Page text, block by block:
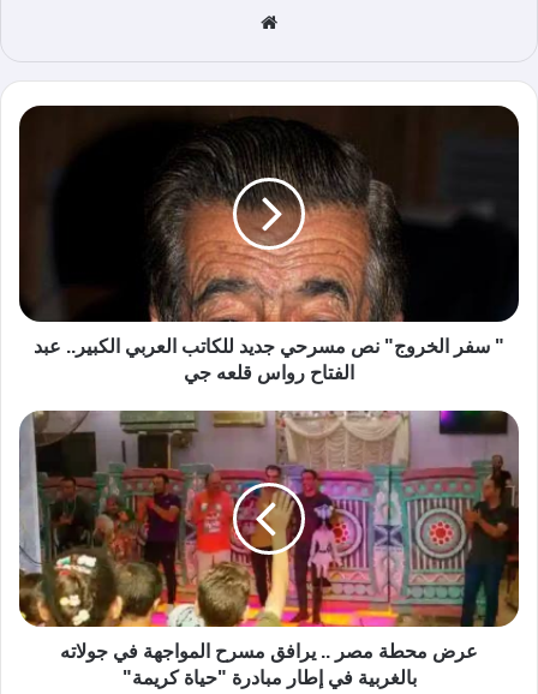
الوي
ب
" سفر الخروج" نص مسرحي جديد للكاتب العربي الكبير.. عبد
الفتاح رواس قلعه جي
عرض محطة مصر .. يرافق مسرح المواجهة في جولاته
بالغربية في إطار مبادرة "حياة كريمة"